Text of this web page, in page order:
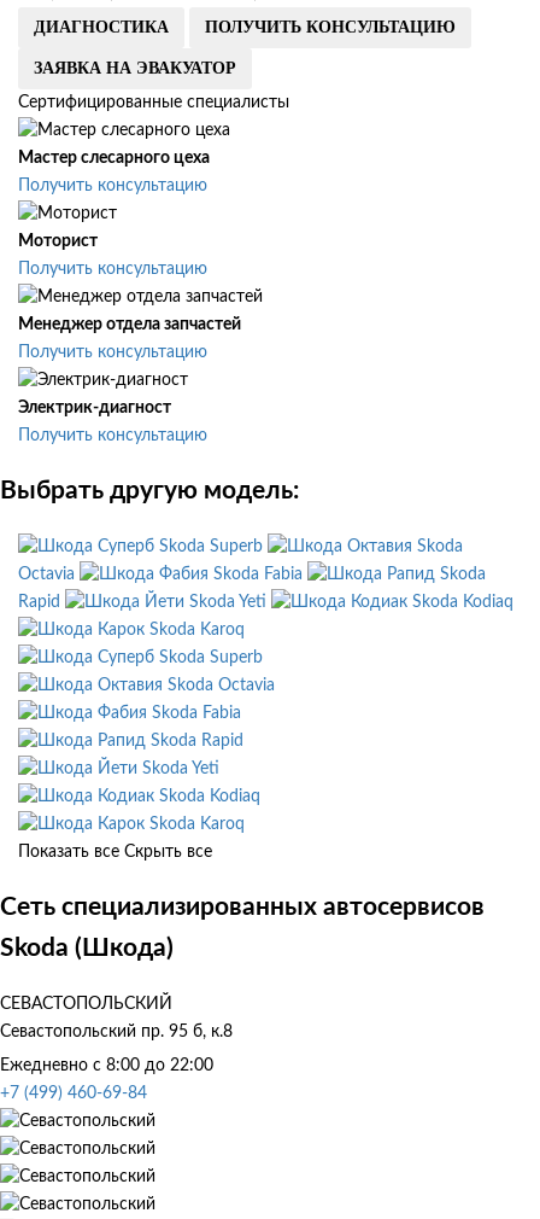
ДИАГНОСТИКА ПОЛУЧИТЬ КОНСУЛЬТАЦИЮ
ЗАЯВКА НА ЭВАКУАТОР
Сертифицированные специалисты
Мастер слесарного цеха
Получить консультацию
Моторист
Получить консультацию
Менеджер отдела запчастей
Получить консультацию
Электрик-диагност
Получить консультацию
Выбрать другую модель:
Skoda Superb
Skoda
Octavia
Skoda Fabia
Skoda
Rapid
Skoda Yeti
Skoda Kodiaq
Skoda Karoq
Skoda Superb
Skoda Octavia
Skoda Fabia
Skoda Rapid
Skoda Yeti
Skoda Kodiaq
Skoda Karoq
Показать все Скрыть все
Сеть специализированных автосервисов
Skoda (Шкода)
СЕВАСТОПОЛЬСКИЙ
Севастопольский пр. 95 б, к.8
Ежедневно с 8:00 до 22:00
+7 (499) 460-69-84